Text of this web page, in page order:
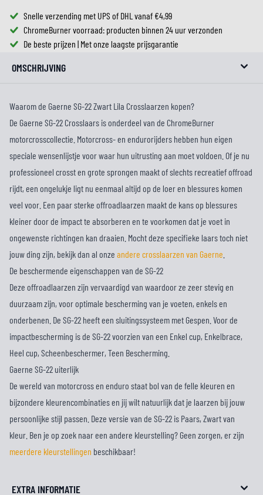
Snelle verzending met UPS of DHL vanaf €4,99
ChromeBurner voorraad: producten binnen 24 uur verzonden
De beste prijzen | Met onze laagste prijsgarantie
OMSCHRIJVING
Waarom de Gaerne SG-22 Zwart Lila Crosslaarzen kopen?
De Gaerne SG-22 Crosslaars is onderdeel van de ChromeBurner
motorcrosscollectie. Motorcross- en endurorijders hebben hun eigen
speciale wensenlijstje voor waar hun uitrusting aan moet voldoen. Of je nu
professioneel crosst en grote sprongen maakt of slechts recreatief offroad
rijdt, een ongelukje ligt nu eenmaal altijd op de loer en blessures komen
veel voor. Een paar sterke offroadlaarzen maakt de kans op blessures
kleiner door de impact te absorberen en te voorkomen dat je voet in
ongewenste richtingen kan draaien. Mocht deze specifieke laars toch niet
jouw ding zijn, bekijk dan al onze andere crosslaarzen van Gaerne
De beschermende eigenschappen van de SG-22
Deze offroadlaarzen zijn vervaardigd van waardoor ze zeer stevig en
duurzaam zijn, voor optimale bescherming van je voeten, enkels en
onderbenen. De SG-22 heeft een sluitingssysteem met Gespen. Voor de
impactbescherming is de SG-22 voorzien van een Enkel cup, Enkelbrace,
Heel cup, Scheenbeschermer, Teen Bescherming.
Gaerne SG-22 uiterlijk
De wereld van motorcross en enduro staat bol van de felle kleuren en
bijzondere kleurencombinaties en jij wilt natuurlijk dat je laarzen bij jouw
persoonlijke stijl passen. Deze versie van de SG-22 is Paars, Zwart van
kleur. Ben je op zoek naar een andere kleurstelling? Geen zorgen, er zijn
meerdere kleurstellingen beschikbaar!
EXTRA INFORMATIE